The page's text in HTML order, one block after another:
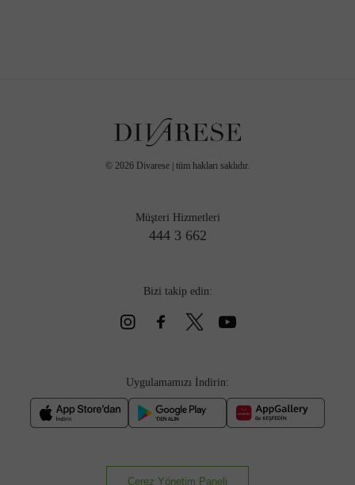
© 2026 Divarese | tüm hakları saklıdır.
Müşteri Hizmetleri
444 3 662
Bizi takip edin:
Uygulamamızı İndirin:
Çerez Yönetim Paneli